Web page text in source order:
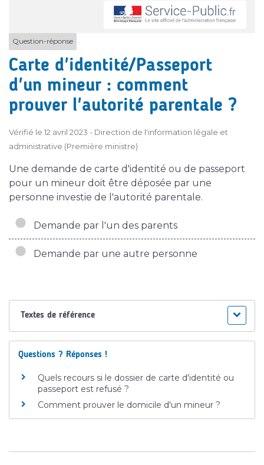
Question-réponse
Carte d'identité/Passeport
d'un mineur : comment
prouver l'autorité parentale ?
Vérifié le 12 avril 2023 - Direction de l'information légale et
administrative (Première ministre)
Une demande de carte d'identité ou de passeport
pour un mineur doit être déposée par une
personne investie de l'autorité parentale.
Demande par l'un des parents
Demande par une autre personne
Textes de référence
Questions ? Réponses !
Quels recours si le dossier de carte d'identité ou
passeport est refusé ?
Comment prouver le domicile d'un mineur ?